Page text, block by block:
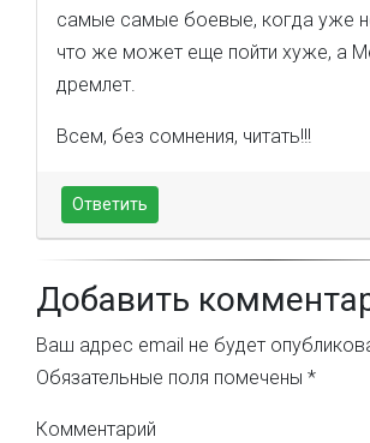
самые самые боевые, когда уже
что же может еще пойти хуже, а
дремлет.
Всем, без сомнения, читать!!!
Ответить
Добавить
Ваш адрес email не будет
Обязательные поля помечены *
Комментарий